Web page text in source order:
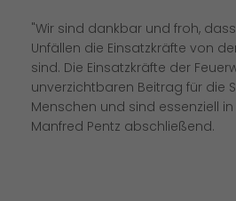
"Wir sind dankbar und froh,
Unfällen die Einsatzkräfte von
sind. Die Einsatzkräfte der
unverzichtbaren Beitrag für die
Menschen und sind essenziell
Manfred Pentz abschließend.